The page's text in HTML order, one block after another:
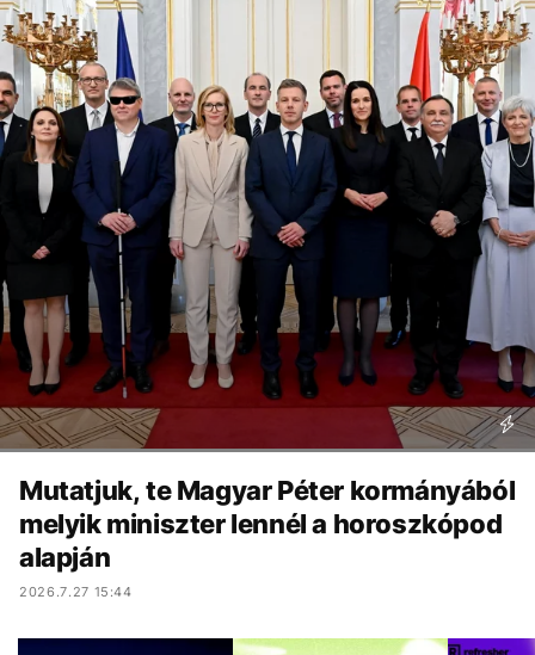
Mutatjuk, te Magyar Péter kormányából
melyik miniszter lennél a horoszkópod
alapján
2026.7.27 15:44